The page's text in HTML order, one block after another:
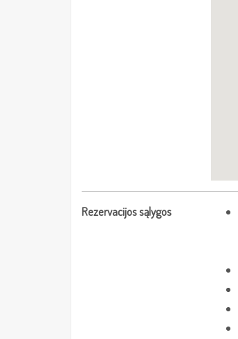
Rezervacijos sąlygos